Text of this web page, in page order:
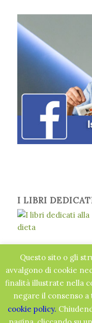
I LIBRI
Questo sito o gli
avvalgono di cookie
finalità illustrate nella
negare il consenso
cookie policy.